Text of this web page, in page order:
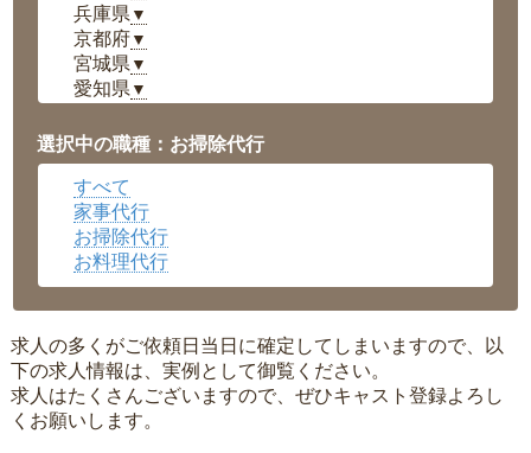
兵庫県 ▼
京都府▼
宮城県 ▼
愛知県 ▼
岡山県▼
広島県▼
沖縄県
選択中の職種：お掃除代行
すべて
家事代行
お掃除代行
お料理代行
求人の多くがご依頼日当日に確定してしまいますので、以
下の求人情報は、実例として御覧ください。
求人はたくさんございますので、ぜひキャスト登録よろし
くお願いします。